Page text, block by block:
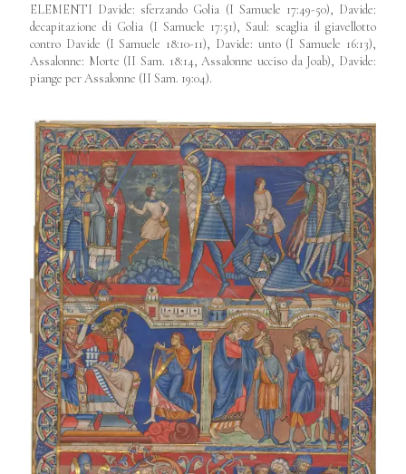
ELEMENTI Davide: sferzando Golia (I Samuele 17:49-50), Davide:
decapitazione di Golia (I Samuele 17:51), Saul: scaglia il giavellotto
contro Davide (I Samuele 18:10-11), Davide: unto (I Samuele 16:13),
Assalonne: Morte (II Sam. 18:14, Assalonne ucciso da Joab), Davide:
piange per Assalonne (II Sam. 19:04).